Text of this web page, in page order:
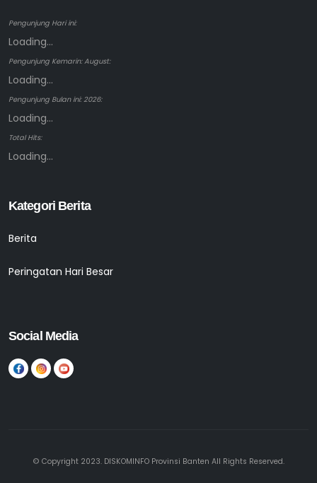
Pengunjung Hari ini:
Loading...
Pengunjung Kemarin: August:
Loading...
Pengunjung Bulan ini: 2026:
Loading...
Total Hits:
Loading...
Kategori Berita
Berita
Peringatan Hari Besar
Social Media
© Copyright 2023. DISKOMINFO Provinsi Banten All Rights Reserved.